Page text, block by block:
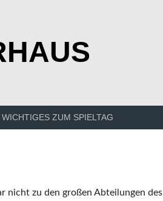
WICHTIGES ZUM SPIELTAG
nicht zu den großen Abteilungen des